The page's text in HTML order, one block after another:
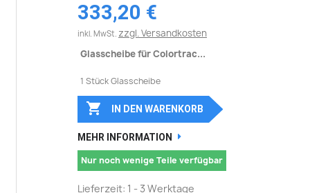
333,20 €
inkl. MwSt. zzgl. Versandkosten
Glasscheibe für Colortrac...
1 Stück Glasscheibe
 IN DEN WARENKORB
MEHR INFORMATION
Nur noch wenige Teile verfügbar
Lieferzeit: 1 - 3 Werktage